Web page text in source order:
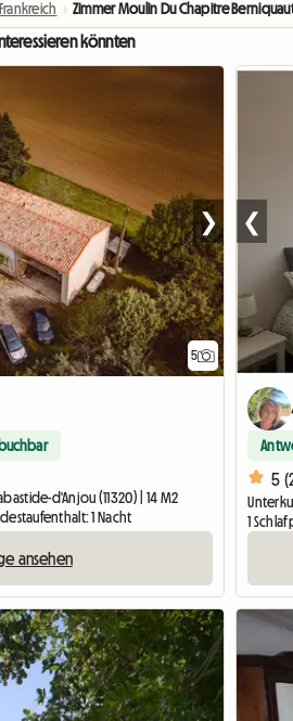
› Zimmer Moulin Du Chapitre
könnten
5
❯
d'Anjou (11320) | 14 M2
1 Nacht
ansehen
❮
5
1